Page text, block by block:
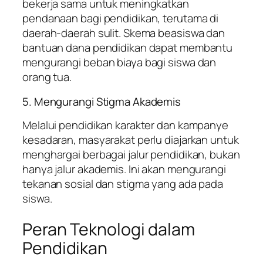
bekerja sama untuk meningkatkan
pendanaan bagi pendidikan, terutama di
daerah-daerah sulit. Skema beasiswa dan
bantuan dana pendidikan dapat membantu
mengurangi beban biaya bagi siswa dan
orang tua.
5. Mengurangi Stigma Akademis
Melalui pendidikan karakter dan kampanye
kesadaran, masyarakat perlu diajarkan untuk
menghargai berbagai jalur pendidikan, bukan
hanya jalur akademis. Ini akan mengurangi
tekanan sosial dan stigma yang ada pada
siswa.
Peran Teknologi dalam
Pendidikan